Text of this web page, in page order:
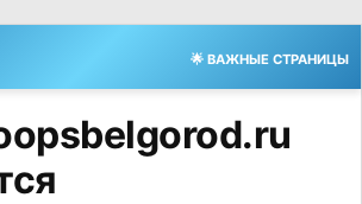
🌟 ВАЖНЫЕ СТРАНИЦЫ